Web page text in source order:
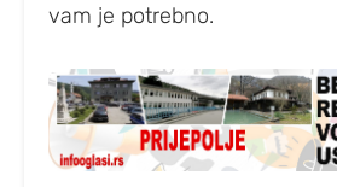
vam je potrebno.